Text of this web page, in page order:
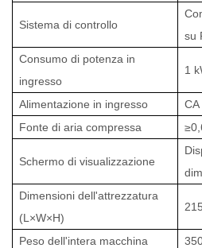
Sistema di controllo
su
Consumo di potenza in
ingresso
1
Alimentazione in ingresso
Fonte di aria compressa
Schermo di visualizzazione
Dimensioni dell'attrezzatura
(L×W×H)
Peso dell'intera macchina